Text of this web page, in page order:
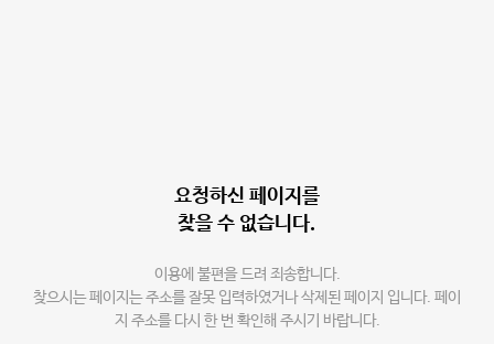
요청하신 페이지를
찾을 수 없습니다.
이용에 불편을 드려 죄송합니다.
찾으시는 페이지는 주소를 잘못 입력하였거나 삭제된 페이지 입니다. 페이
지 주소를 다시 한 번 확인해 주시기 바랍니다.